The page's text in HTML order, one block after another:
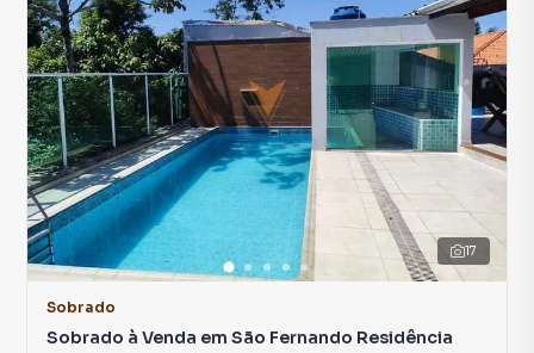
17
Sobrado
Sobrado à Venda em São Fernando Residência